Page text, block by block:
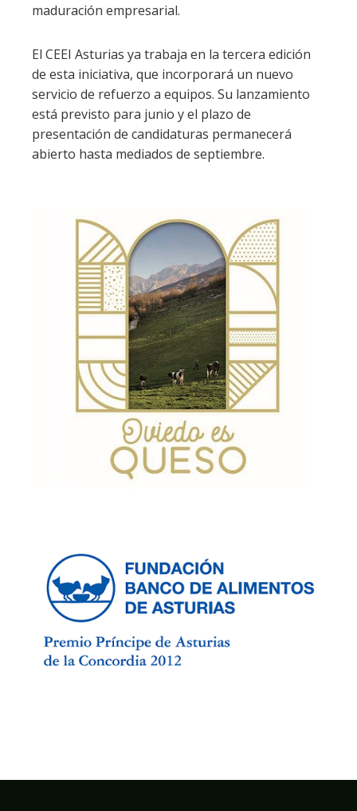
maduración empresarial.
El CEEI Asturias ya trabaja en la tercera edición
de esta iniciativa, que incorporará un nuevo
servicio de refuerzo a equipos. Su lanzamiento
está previsto para junio y el plazo de
presentación de candidaturas permanecerá
abierto hasta mediados de septiembre.